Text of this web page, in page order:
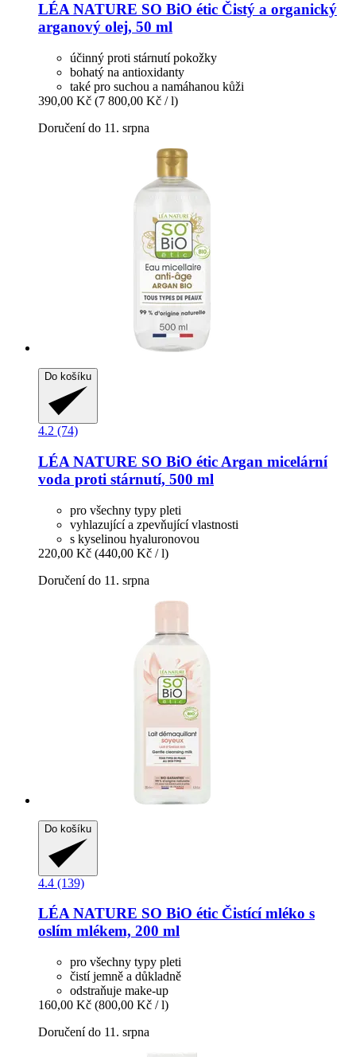
LÉA NATURE SO BiO étic Čistý a organický
arganový olej, 50 ml
účinný proti stárnutí pokožky
bohatý na antioxidanty
také pro suchou a namáhanou kůži
390,00 Kč (7 800,00 Kč / l)
Doručení do 11. srpna
Do košíku
4.2 (74)
LÉA NATURE SO BiO étic Argan micelární
voda proti stárnutí, 500 ml
pro všechny typy pleti
vyhlazující a zpevňující vlastnosti
s kyselinou hyaluronovou
220,00 Kč (440,00 Kč / l)
Doručení do 11. srpna
Do košíku
4.4 (139)
LÉA NATURE SO BiO étic Čistící mléko s
oslím mlékem, 200 ml
pro všechny typy pleti
čistí jemně a důkladně
odstraňuje make-up
160,00 Kč (800,00 Kč / l)
Doručení do 11. srpna